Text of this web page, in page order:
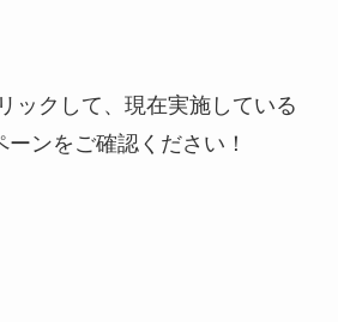
ックして、現在実施している
ンをご確認ください！